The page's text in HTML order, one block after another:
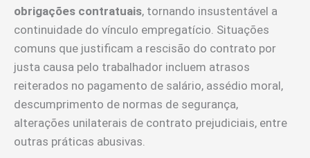
obrigações contratuais, tornando insustentável a
continuidade do vínculo empregatício. Situações
comuns que justificam a rescisão do contrato por
justa causa pelo trabalhador incluem atrasos
reiterados no pagamento de salário, assédio moral,
descumprimento de normas de segurança,
alterações unilaterais de contrato prejudiciais, entre
outras práticas abusivas.